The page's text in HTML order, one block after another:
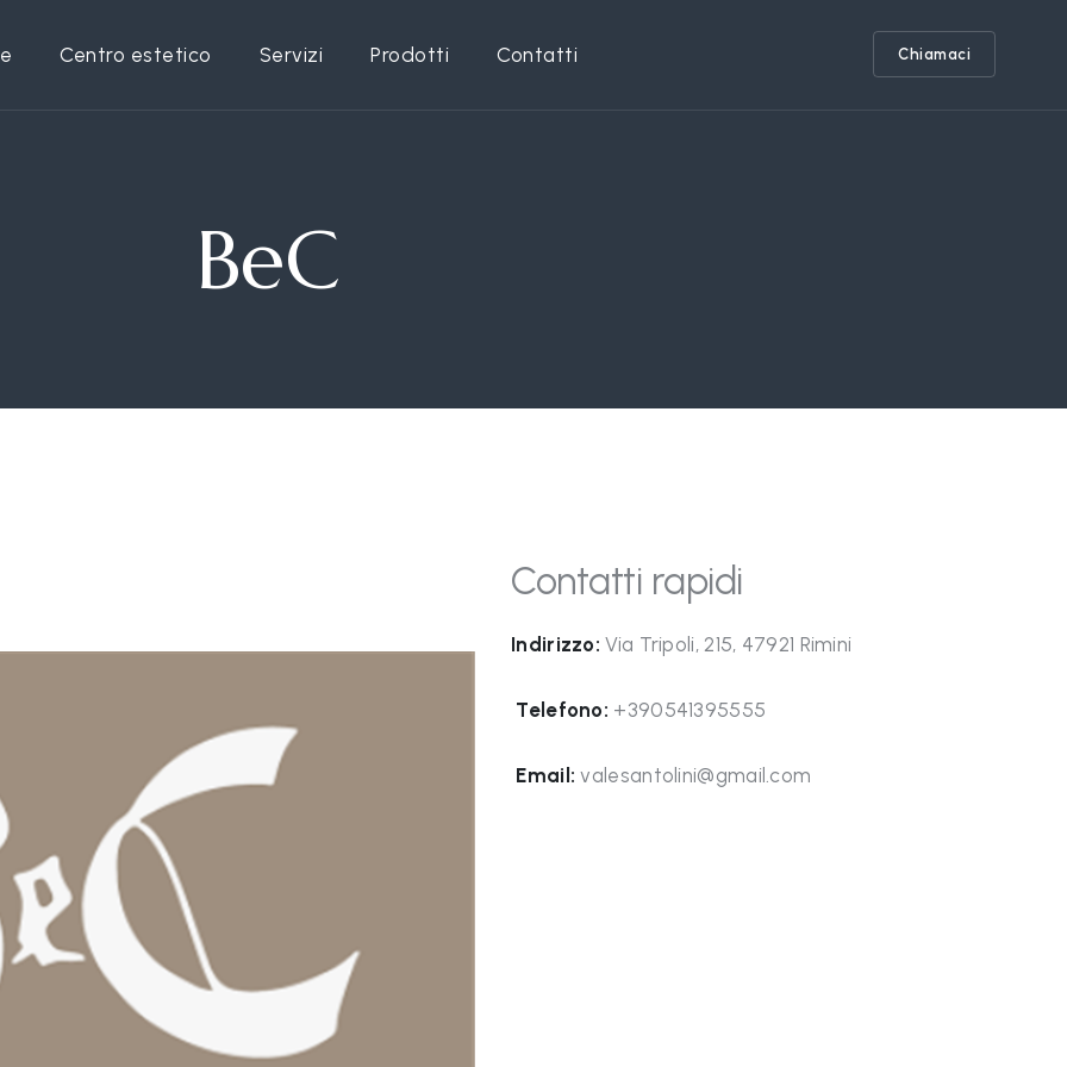
Centro estetico Servizi Prodotti Contatti Chiamaci
BeC
Contatti rapidi
Indirizzo: Via Tripoli, 215, 47921 Rimini
Telefono: +390541395555
Email: valesantolini@gmail.com